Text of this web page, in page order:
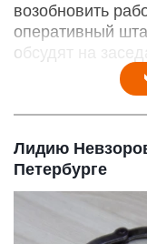
возобновить
оперативный
обсудят на
Лидию
Петербурге